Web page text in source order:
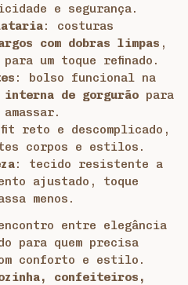
e segurança.
: costuras
com dobras limpas ,
um toque refinado.
: bolso funcional na
interna de gorgurão para
reto e descomplicado,
corpos e estilos.
: tecido resistente a
ajustado, toque
menos.
entre elegância
para quem precisa
conforto e estilo.
confeiteiros,